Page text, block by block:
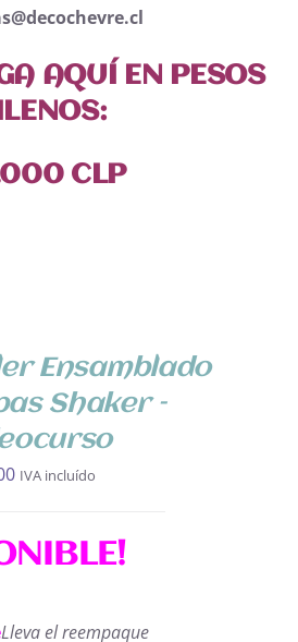
AQUÍ EN PESOS
CLP
Ensamblado
Shaker –
IVA incluído
Lleva el reempaque